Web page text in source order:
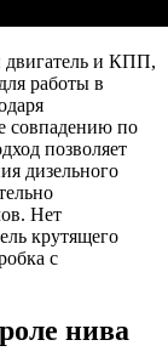
двигатель и КПП,
работы в
совпадению по
позволяет
дизельного
Нет
крутящего
с
нива